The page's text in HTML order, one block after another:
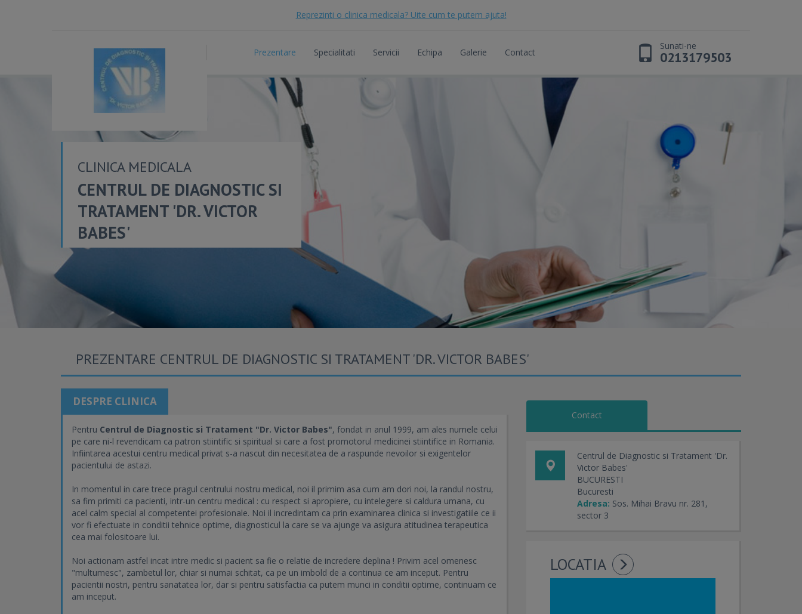
Reprezinti o clinica medicala? Uite cum te putem ajuta!
Prezentare Specialitati Servicii Echipa Galerie Contact
Sunati-ne
0213179503
CLINICA MEDICALA
CENTRUL DE DIAGNOSTIC SI
TRATAMENT 'DR. VICTOR
BABES'
PREZENTARE CENTRUL DE DIAGNOSTIC SI TRATAMENT 'DR. VICTOR BABES'
DESPRE CLINICA
Pentru Centrul de Diagnostic si Tratament "Dr. Victor Babes", fondat in anul 1999, am ales numele celui
pe care ni-l revendicam ca patron stiintific si spiritual si care a fost promotorul medicinei stiintifice in Romania.
Infiintarea acestui centru medical privat s-a nascut din necesitatea de a raspunde nevoilor si exigentelor
pacientului de astazi.
In momentul in care trece pragul centrului nostru medical, noi il primim asa cum am dori noi, la randul nostru,
sa fim primiti ca pacienti, intr-un centru medical : cu respect si apropiere, cu intelegere si caldura umana, cu
acel calm special al competentei profesionale. Noi il incredintam ca prin examinarea clinica si investigatiile ce ii
vor fi efectuate in conditii tehnice optime, diagnosticul la care se va ajunge va asigura atitudinea terapeutica
cea mai folositoare lui.
Noi actionam astfel incat intre medic si pacient sa fie o relatie de incredere deplina ! Privim acel omenesc
"multumesc", zambetul lor, chiar si numai schitat, ca pe un imbold de a continua ce am inceput. Pentru
pacientii nostri, pentru sanatatea lor, dar si pentru satisfactia ca putem munci in conditii optime, continuam ce
am inceput.
Contact
Centrul de Diagnostic si Tratament 'Dr.
Victor Babes'
BUCURESTI
Bucuresti
Adresa: Sos. Mihai Bravu nr. 281,
sector 3
LOCATIA